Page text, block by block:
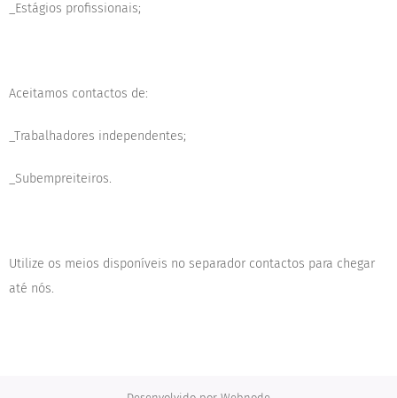
_Estágios profissionais;
Aceitamos contactos de:
_Trabalhadores independentes;
_Subempreiteiros.
Utilize os meios disponíveis no separador contactos para chegar
até nós.